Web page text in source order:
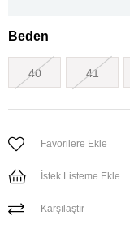
Beden
40 41
Favorilere Ekle
İstek Listeme Ekle
Karşılaştır